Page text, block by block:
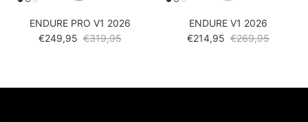
ENDURE PRO V1 2026
Verkoopprijs
€249,95 Reguliere prijs
€319,95
ENDURE V1 2026
Verkoopprijs
€214,95 Reguliere prijs
€269,95